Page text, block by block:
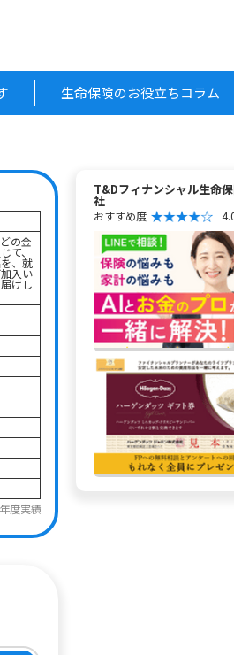
生命保険のお役立ちコラム
の金
て、
、就
入い
けし
度実績
T&Dフィナンシャル生命
社
おすすめ度